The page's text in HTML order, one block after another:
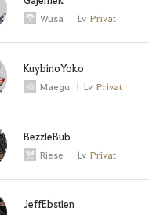
Wusa Lv Privat
KuybinoYoko
Maegu Lv Privat
BezzleBub
Riese Lv Privat
JeffEbstien